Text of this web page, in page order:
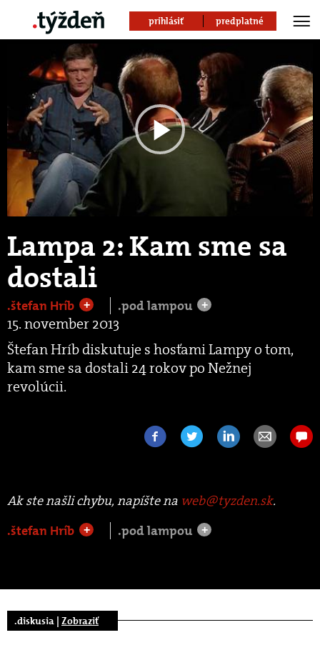
prihlásiť predplatné
Play
Video
Lampa 2: Kam sme sa
dostali
.štefan Hríb + .pod lampou +
15. november 2013
Štefan Hríb diskutuje s hosťami Lampy o tom,
kam sme sa dostali 24 rokov po Nežnej
revolúcii.
Ak ste našli chybu, napíšte na web@tyzden.sk.
.štefan Hríb
+ .pod lampou +
.diskusia | Zobraziť